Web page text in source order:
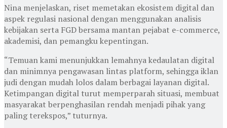
Nina menjelaskan, riset memetakan ekosistem digital dan
aspek regulasi nasional dengan menggunakan analisis
kebijakan serta FGD bersama mantan pejabat e-commerce,
akademisi, dan pemangku kepentingan.
“Temuan kami menunjukkan lemahnya kedaulatan digital
dan minimnya pengawasan lintas platform, sehingga iklan
judi dengan mudah lolos dalam berbagai layanan digital.
Ketimpangan digital turut memperparah situasi, membuat
masyarakat berpenghasilan rendah menjadi pihak yang
paling terekspos,” tuturnya.